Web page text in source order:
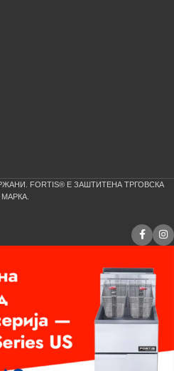
FORTIS® Е ЗАШТИТЕНА ТРГОВСКА
МАРКА.